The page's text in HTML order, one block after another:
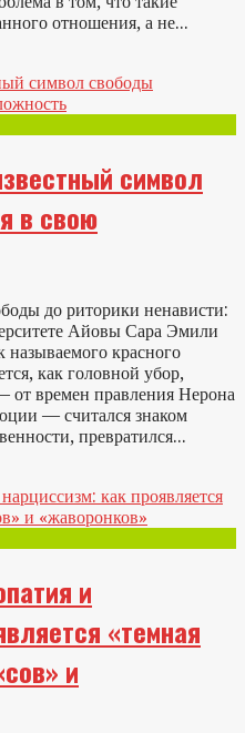
отношения, а не...
символ
в свою
до риторики ненависти:
Айовы Сара Эмили
красного
как головной убор,
от времен правления Нерона
— считался знаком
превратился...
и
«темная
и